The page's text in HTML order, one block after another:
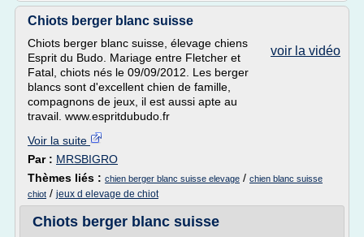
Chiots berger blanc suisse
voir la vidéo
Chiots berger blanc suisse, élevage chiens
Esprit du Budo. Mariage entre Fletcher et
Fatal, chiots nés le 09/09/2012. Les berger
blancs sont d'excellent chien de famille,
compagnons de jeux, il est aussi apte au
travail. www.espritdubudo.fr
Voir la suite
Par : MRSBIGRO
Thèmes liés : chien berger blanc suisse elevage / chien blanc suisse
chiot / jeux d elevage de chiot
Chiots berger blanc suisse